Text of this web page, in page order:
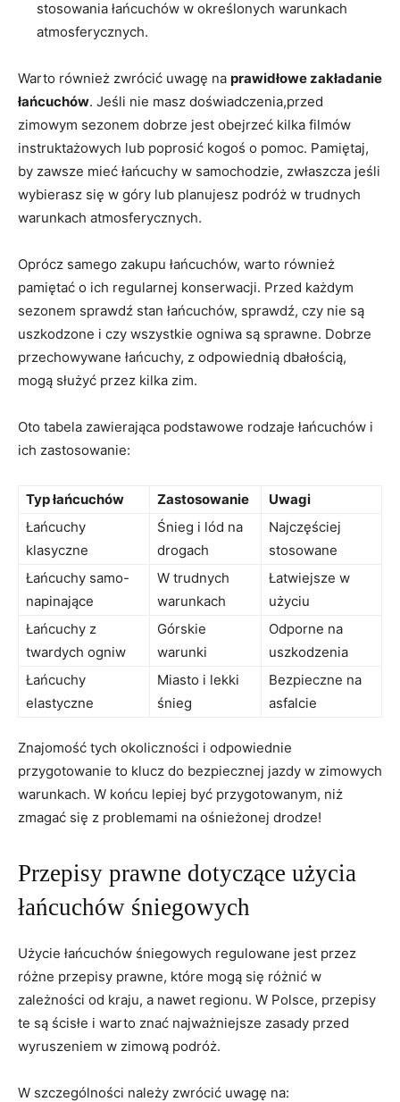
stosowania łańcuchów w określonych warunkach
atmosferycznych.
Warto również zwrócić uwagę na prawidłowe zakładanie
łańcuchów. Jeśli nie masz doświadczenia,przed
zimowym sezonem dobrze jest obejrzeć kilka filmów
instruktażowych lub poprosić kogoś o pomoc. Pamiętaj,
by zawsze mieć łańcuchy w samochodzie, zwłaszcza jeśli
wybierasz się w góry lub planujesz podróż w trudnych
warunkach atmosferycznych.
Oprócz samego zakupu łańcuchów, warto również
pamiętać o ich regularnej konserwacji. Przed każdym
sezonem sprawdź stan łańcuchów, sprawdź, czy nie są
uszkodzone i czy wszystkie ogniwa są sprawne. Dobrze
przechowywane łańcuchy, z odpowiednią dbałością,
mogą służyć przez kilka zim.
Oto tabela zawierająca podstawowe rodzaje łańcuchów i
ich zastosowanie:
Typ łańcuchów Zastosowanie
Uwagi
Łańcuchy
klasyczne
Śnieg i lód na
drogach
Najczęściej
stosowane
Łańcuchy samo-
napinające
W trudnych
warunkach
Łatwiejsze w
użyciu
Łańcuchy z
twardych ogniw
Górskie
warunki
Odporne na
uszkodzenia
Łańcuchy
elastyczne
Miasto i lekki
śnieg
Bezpieczne na
asfalcie
Znajomość tych okoliczności i odpowiednie
przygotowanie to klucz do bezpiecznej jazdy w zimowych
warunkach. W końcu lepiej być przygotowanym, niż
zmagać się z problemami na ośnieżonej drodze!
Przepisy prawne dotyczące użycia
łańcuchów śniegowych
Użycie łańcuchów śniegowych regulowane jest przez
różne przepisy prawne, które mogą się różnić w
zależności od kraju, a nawet regionu. W Polsce, przepisy
te są ścisłe i warto znać najważniejsze zasady przed
wyruszeniem w zimową podróż.
W szczególności należy zwrócić uwagę na: